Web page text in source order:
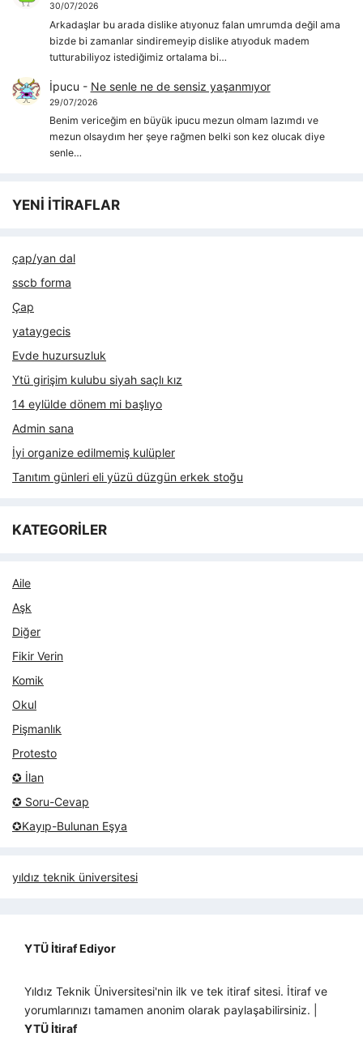
30/07/2026
Arkadaşlar bu arada dislike atıyonuz falan umrumda değil ama
bizde bi zamanlar sindiremeyip dislike atıyoduk madem
tutturabiliyoz istediğimiz ortalama bi…
İpucu - Ne senle ne de sensiz yaşanmıyor
29/07/2026
Benim vericeğim en büyük ipucu mezun olmam lazımdı ve
mezun olsaydım her şeye rağmen belki son kez olucak diye
senle…
YENİ İTİRAFLAR
çap/yan dal
sscb forma
Çap
yataygecis
Evde huzursuzluk
Ytü girişim kulubu siyah saçlı kız
14 eylülde dönem mi başlıyo
Admin sana
İyi organize edilmemiş kulüpler
Tanıtım günleri eli yüzü düzgün erkek stoğu
KATEGORİLER
Aile
Aşk
Diğer
Fikir Verin
Komik
Okul
Pişmanlık
Protesto
✪ İlan
✪ Soru-Cevap
✪Kayıp-Bulunan Eşya
yıldız teknik üniversitesi
YTÜ İtiraf Ediyor
Yıldız Teknik Üniversitesi'nin ilk ve tek itiraf sitesi. İtiraf ve
yorumlarınızı tamamen anonim olarak paylaşabilirsiniz. |
YTÜ İtiraf